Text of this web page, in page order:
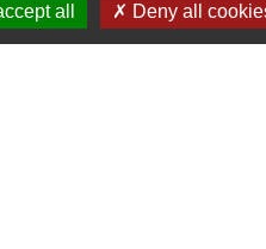
all Deny all